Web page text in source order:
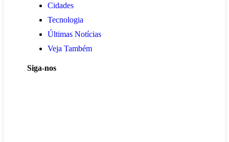
Cidades
Tecnologia
Últimas Notícias
Veja Também
Siga-nos